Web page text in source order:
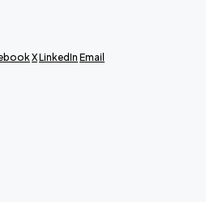
XLinkedIn Email